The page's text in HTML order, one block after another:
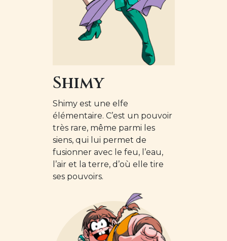
Shimy
Shimy est une elfe
élémentaire. C’est un pouvoir
très rare, même parmi les
siens, qui lui permet de
fusionner avec le feu, l’eau,
l’air et la terre, d’où elle tire
ses pouvoirs.